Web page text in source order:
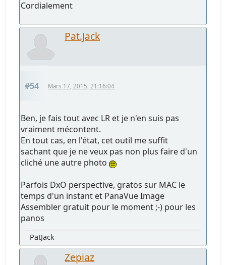
Cordialement
Pat.Jack
#54 Mars 17, 2015, 21:16:04
Ben, je fais tout avec LR et je n'en suis pas
vraiment mécontent.
En tout cas, en l'état, cet outil me suffit
sachant que je ne veux pas non plus faire d'un
cliché une autre photo
Parfois DxO perspective, gratos sur MAC le
temps d'un instant et PanaVue Image
Assembler gratuit pour le moment ;-) pour les
panos
PatJack
Zepiaz